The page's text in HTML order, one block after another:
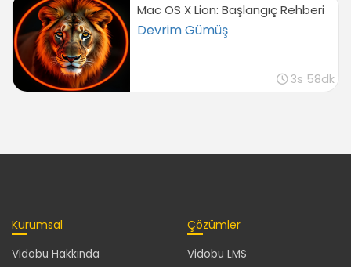
Mac OS X Lion: Başlangıç Rehberi
Devrim Gümüş
3s 58dk
Kurumsal
Vidobu Hakkında
Çözümler
Vidobu LMS